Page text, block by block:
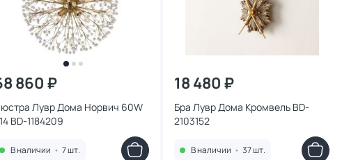
860 ₽
Лувр Дома Норвич 60W
BD-1184209
В наличии • 7 шт.
18 480 ₽
Бра Лувр Дома Кромвель BD-
2103152
В наличии • 37 шт.